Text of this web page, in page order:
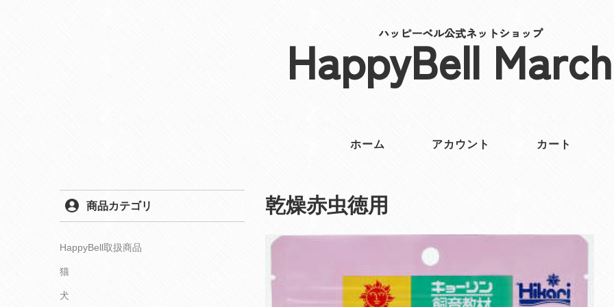
ハッピーベル公式ネットショップ
HappyBell
ホーム アカウント カート
乾燥赤虫徳用
商品カテゴリ
HappyBell取扱商品
猫
犬